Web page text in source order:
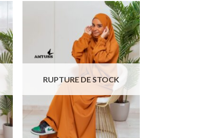
Ajouter
à la liste
de
souhaits
RUPTURE DE STOCK